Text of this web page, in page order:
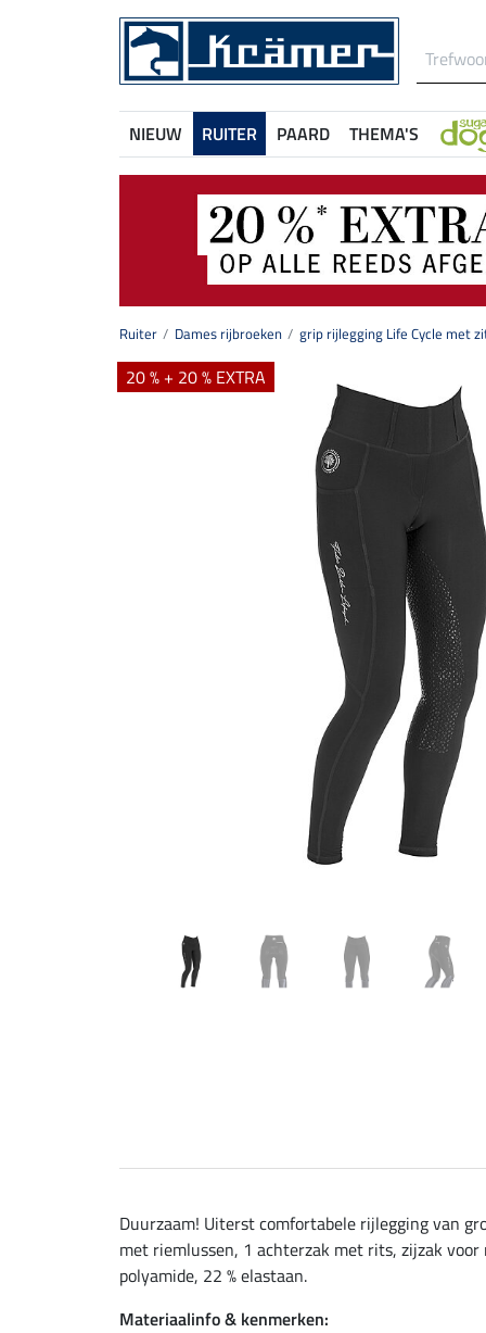
NIEUW RUITER PAARD THEMA'S
Ruiter Dames rijbroeken grip rijlegging Life Cycle met
20 % + 20 % EXTRA
Duurzaam! Uiterst comfortabele rijlegging van
met riemlussen, 1 achterzak met rits, zijzak
polyamide, 22 % elastaan.
Materiaalinfo & kenmerken: